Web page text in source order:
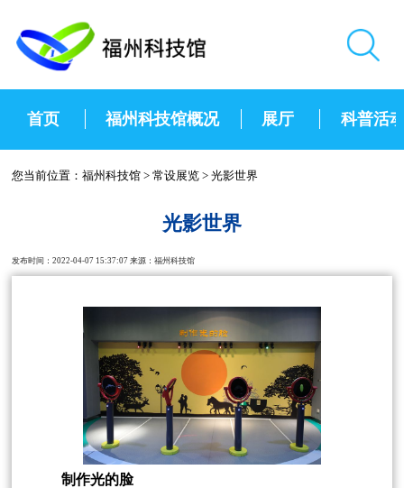
首页 福州科技馆概况 展厅 科普活
您当前位置：福州科技馆 >常设展览 >光影世界
光影世界
发布时间：2022-04-07 15:37:07 来源：福州科技馆
制作光的脸